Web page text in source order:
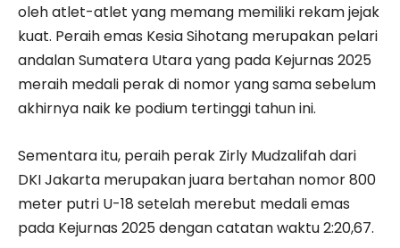
oleh atlet-atlet yang memang memiliki rekam jejak
kuat. Peraih emas Kesia Sihotang merupakan pelari
andalan Sumatera Utara yang pada Kejurnas 2025
meraih medali perak di nomor yang sama sebelum
akhirnya naik ke podium tertinggi tahun ini.
Sementara itu, peraih perak Zirly Mudzalifah dari
DKI Jakarta merupakan juara bertahan nomor 800
meter putri U-18 setelah merebut medali emas
pada Kejurnas 2025 dengan catatan waktu 2:20,67.